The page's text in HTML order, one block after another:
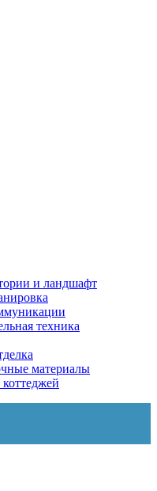
и ландшафт
техника
материалы